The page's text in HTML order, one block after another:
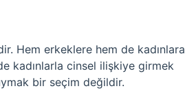
Hem erkeklere hem de kadınlara
kadınlarla cinsel ilişkiye girmek
bir seçim değildir.